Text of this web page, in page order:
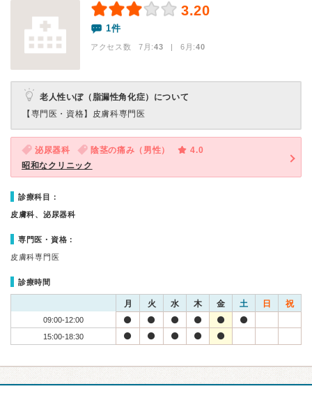
3.20
1件
アクセス数 7月:43 | 6月:40
老人性いぼ（脂漏性角化症）について
【専門医・資格】 皮膚科専門医
泌尿器科 陰茎の痛み（男性）
4.0
昭和なクリニック
診療科目：
皮膚科、泌尿器科
専門医・資格：
皮膚科専門医
診療時間
月 火 水 木 金 土 日 祝
09:00-12:00
15:00-18:30